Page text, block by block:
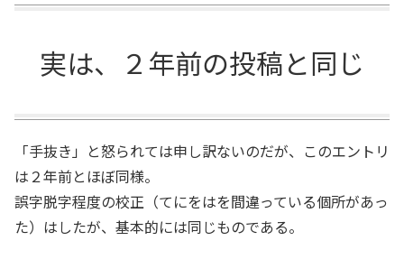
実は、２年前の投稿と同じ
「手抜き」と怒られては申し訳ないのだが、このエントリ
は２年前とほぼ同様。
誤字脱字程度の校正（てにをはを間違っている個所があっ
た）はしたが、基本的には同じものである。